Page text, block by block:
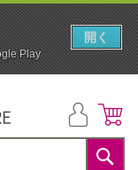
Play
開く